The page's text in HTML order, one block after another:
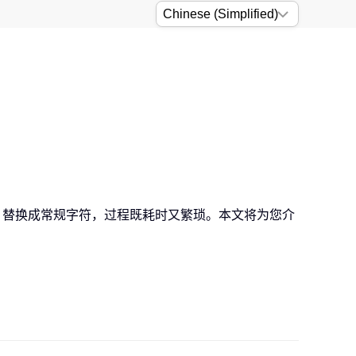
换成常规字符，过程既耗时又繁琐。本文将为您介